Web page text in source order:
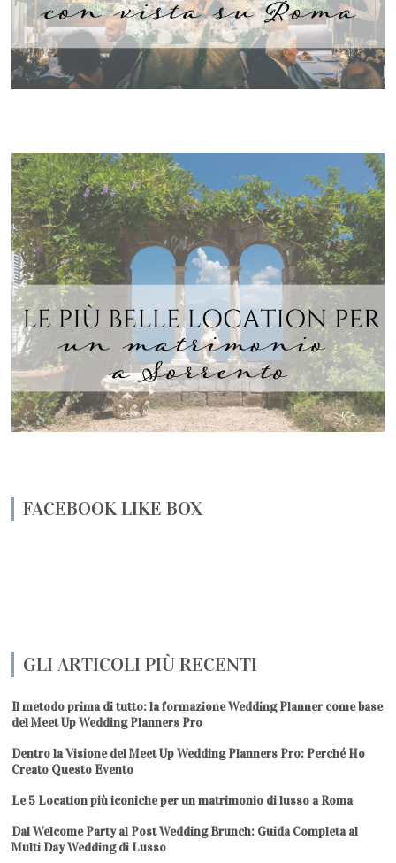
FACEBOOK LIKE BOX
GLI ARTICOLI PIÙ RECENTI
Il metodo prima di tutto: la formazione Wedding Planner come base
del Meet Up Wedding Planners Pro
Dentro la Visione del Meet Up Wedding Planners Pro: Perché Ho
Creato Questo Evento
Le 5 Location più iconiche per un matrimonio di lusso a Roma
Dal Welcome Party al Post Wedding Brunch: Guida Completa al
Multi Day Wedding di Lusso